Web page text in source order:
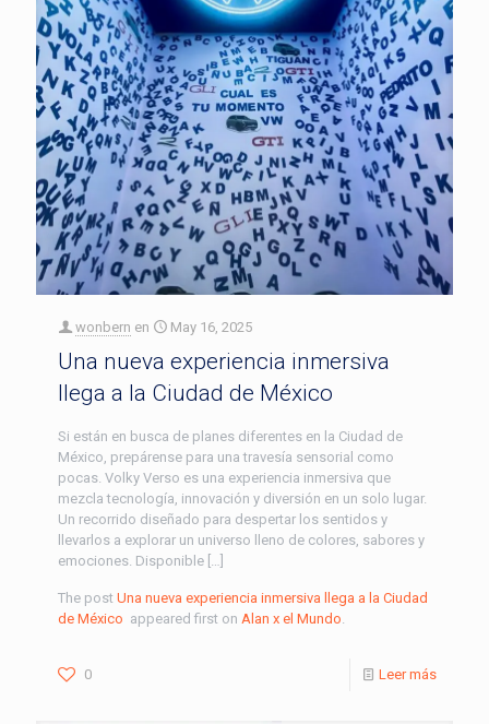
wonbern en May 16, 2025
Una nueva experiencia inmersiva
llega a la Ciudad de México
Si están en busca de planes diferentes en la Ciudad de
México, prepárense para una travesía sensorial como
pocas. Volky Verso es una experiencia inmersiva que
mezcla tecnología, innovación y diversión en un solo lugar.
Un recorrido diseñado para despertar los sentidos y
llevarlos a explorar un universo lleno de colores, sabores y
emociones. Disponible […]
The post Una nueva experiencia inmersiva llega a la Ciudad
de México appeared first on Alan x el Mundo.
0 Leer más